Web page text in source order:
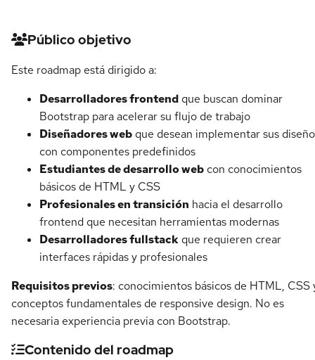
Detalles del curso
Público objetivo
Este roadmap está dirigido a:
Desarrolladores frontend que buscan dominar
Bootstrap para acelerar su flujo de trabajo
Diseñadores web que desean implementar sus
con componentes predefinidos
Estudiantes de desarrollo web con conocimientos
básicos de HTML y CSS
Profesionales en transición hacia el desarrollo
frontend que necesitan herramientas modernas
Desarrolladores fullstack que requieren crear
interfaces rápidas y profesionales
Requisitos previos: conocimientos básicos de HTML, CSS
conceptos fundamentales de responsive design. No es
necesaria experiencia previa con Bootstrap.
Contenido del roadmap